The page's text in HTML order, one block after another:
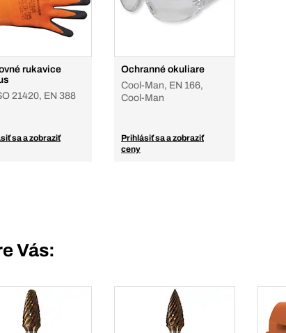
rukavice
21420, EN 388
sa a zobraziť
Ochranné okuliare
Cool-Man, EN 166,
Cool-Man
Prihlásiť sa a zobraziť
ceny
Vás: